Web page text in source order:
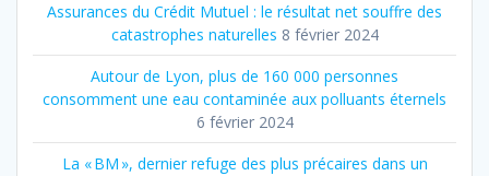
Assurances du Crédit Mutuel : le résultat net souffre des
catastrophes naturelles 8 février 2024
Autour de Lyon, plus de 160 000 personnes
consomment une eau contaminée aux polluants éternels
6 février 2024
La « BM », dernier refuge des plus précaires dans un